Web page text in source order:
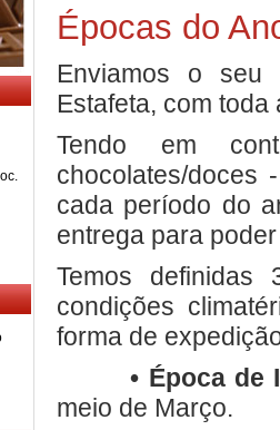
Épocas do
Enviamos o seu
Estafeta, com toda
Tendo em
chocolates/doces
cada período do
entrega para
Temos
condições
forma de
• Época de
meio de Março.